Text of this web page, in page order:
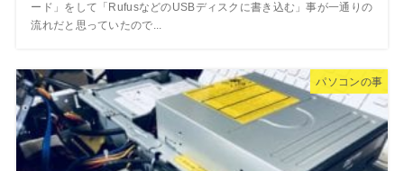
ード」をして「RufusなどのUSBディスクに書き込む」事が一通りの
流れだと思っていたので...
パソコンの事